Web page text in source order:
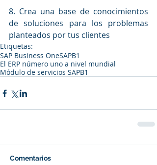
8. Crea una base de conocimientos
de soluciones para los problemas
planteados por tus clientes
Etiquetas:
SAP Business OneSAPB1
El ERP número uno a nivel mundial
Módulo de servicios SAPB1
Comentarios